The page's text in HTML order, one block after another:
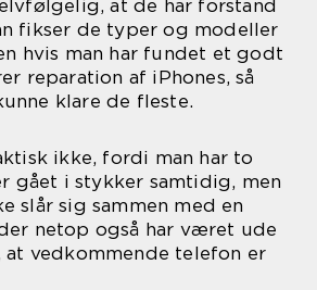
at de har forstand
fikser de typer og modeller
hvis man har fundet et godt
reparation af iPhones, så
klare de fleste.
ikke, fordi man har to
gået i stykker samtidig, men
slår sig sammen med en
netop også har været ude
vedkommende telefon er